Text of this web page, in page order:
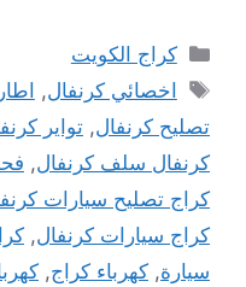
التصنيفات
كراج الكويت
الوسوم
اخصائي كرنفال,
تصليح كرنفال, تواير
كرنفال سلف كرنفال,
كراج تصليح سيارات
كراج سيارات كرنفال,
سيارة, كهرباء كراج,